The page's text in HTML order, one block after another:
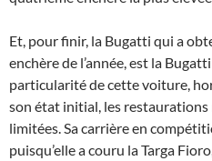
Et, pour finir, la Bugatti qui a
enchère de l’année, est la
particularité de cette voiture,
son état initial, les restaurations
limitées. Sa carrière en
puisqu’elle a couru la Targa